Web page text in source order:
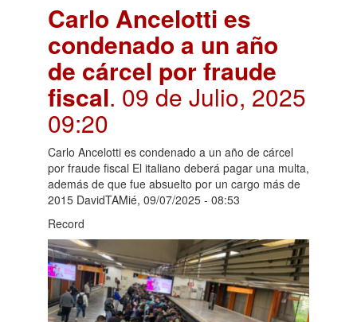
Carlo Ancelotti es
condenado a un año
de cárcel por fraude
fiscal. 09 de Julio, 2025
09:20
Carlo Ancelotti es condenado a un año de cárcel
por fraude fiscal El italiano deberá pagar una multa,
además de que fue absuelto por un cargo más de
2015 DavidTAMié, 09/07/2025 - 08:53
Record